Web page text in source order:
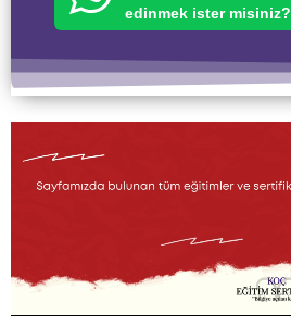
edinmek ister misiniz?